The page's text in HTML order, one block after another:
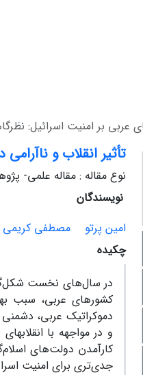
عربی بر امنیت اسرائیل:
تأثیر انقلاب و
نوع مقاله : مقاله علمی-
نویسندگان
امین پرتو
مصطفی کریمی
چکیده
در سال‌های نخست
کشورهای عربی، سبب
دموکراتیک عربی، دشمنی
و در مواجهه با
کارآمدن دولت‌های
جدی‌تری برای امنیت